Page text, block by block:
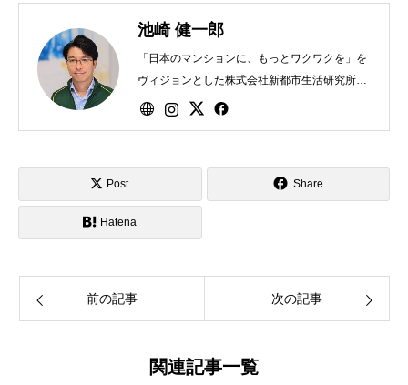
池崎 健一郎
「日本のマンションに、もっとワクワクを」を
ヴィジョンとした株式会社新都市生活研究所を
2021年に創業、同代表取締役。
Post Share
Hatena
前の記事 次の記事
関連記事一覧